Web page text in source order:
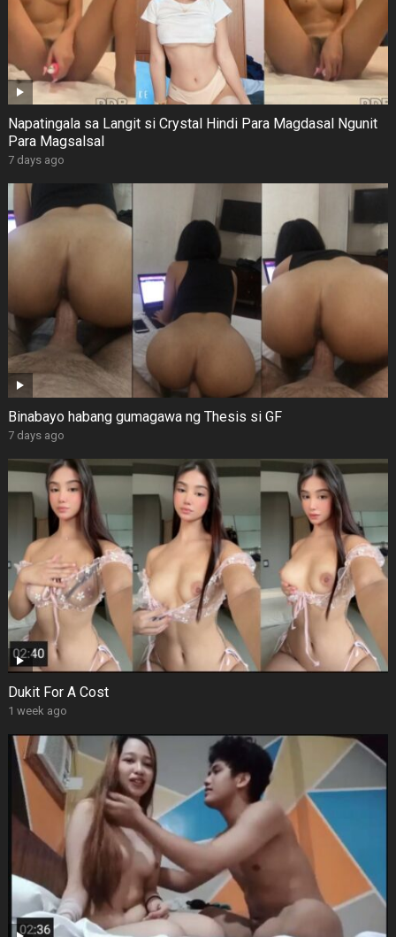
Napatingala sa Langit si Crystal Hindi Para Magdasal Ngunit
Para Magsalsal
7 days ago
Binabayo habang gumagawa ng Thesis si GF
7 days ago
Dukit For A Cost
1 week ago